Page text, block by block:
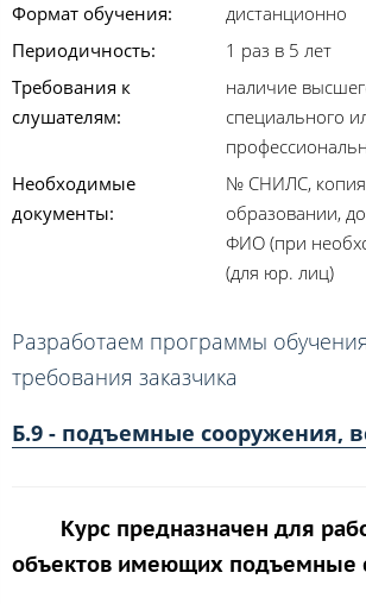
Формат обучения:
дистанционно
Периодичность:
1 раз в 5 лет
Требования к
слушателям:
наличие
специального
Необходимые
документы:
№ СНИЛС, копия
образовании,
ФИО (при
(для юр. лиц)
Разработаем программы
требования заказчика
Б.9 - подъемные сооружения,
Курс предназначен для
объектов имеющих подъемные